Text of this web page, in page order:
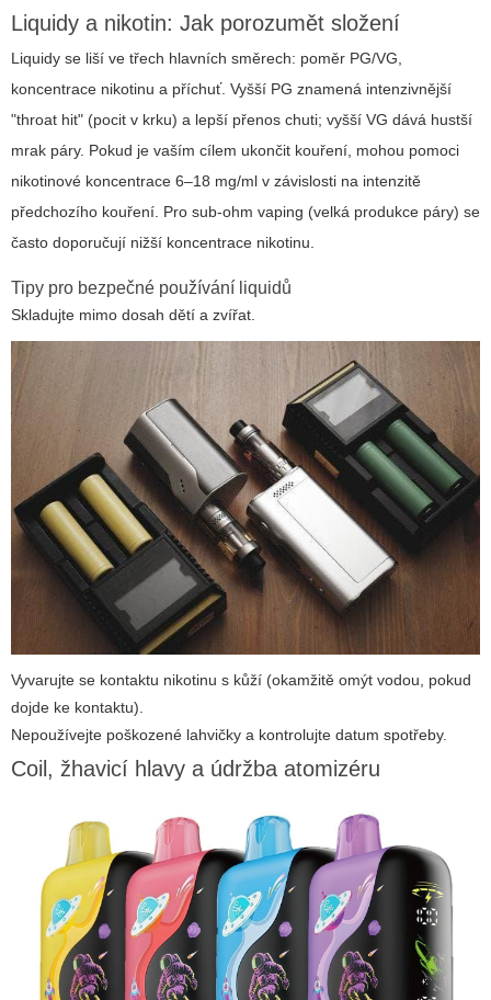
Liquidy a nikotin: Jak porozumět složení
Liquidy se liší ve třech hlavních směrech: poměr PG/VG,
koncentrace nikotinu a příchuť. Vyšší PG znamená intenzivnější
"throat hit" (pocit v krku) a lepší přenos chuti; vyšší VG dává hustší
mrak páry. Pokud je vaším cílem ukončit kouření, mohou pomoci
nikotinové koncentrace 6–18 mg/ml v závislosti na intenzitě
předchozího kouření. Pro sub-ohm vaping (velká produkce páry) se
často doporučují nižší koncentrace nikotinu.
Tipy pro bezpečné používání liquidů
Skladujte mimo dosah dětí a zvířat.
Vyvarujte se kontaktu nikotinu s kůží (okamžitě omýt vodou, pokud
dojde ke kontaktu).
Nepoužívejte poškozené lahvičky a kontrolujte datum spotřeby.
Coil, žhavicí hlavy a údržba atomizéru